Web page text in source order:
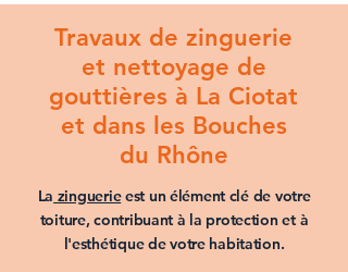
Travaux de zinguerie
et nettoyage de
gouttières à La Ciotat
et dans les Bouches
du Rhône
La zinguerieest un élément clé de votre
toiture, contribuant à la protection et à
l'esthétique de votre habitation.